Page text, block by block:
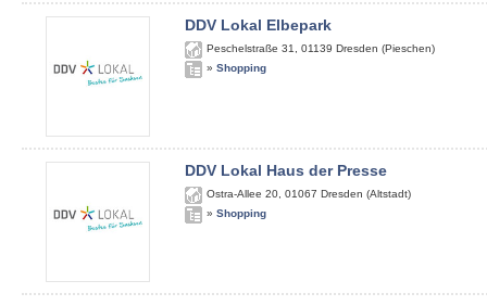
DDV Lokal Elbepark
Peschelstraße 31 01139 Dresden (Pieschen)
» Shopping
DDV Lokal Haus der Presse
Ostra-Allee 20 01067 Dresden (Altstadt)
» Shopping